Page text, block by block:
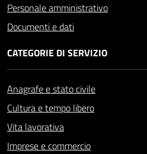
Personale amministrativo
Documenti e dati
CATEGORIE DI SERVIZIO
Anagrafe e stato civile
Cultura e tempo libero
Vita lavorativa
Imprese e commercio